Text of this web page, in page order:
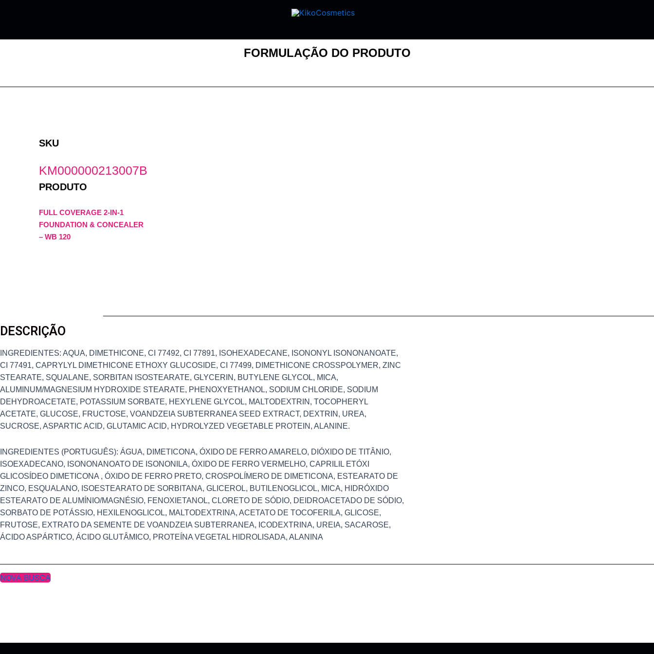
conteúdo
FORMULAÇÃO DO PRODUTO
SKU
KM000000213007B
PRODUTO
FULL COVERAGE 2-IN-1
FOUNDATION & CONCEALER
– WB 120
DESCRIÇÃO
INGREDIENTES: AQUA, DIMETHICONE, CI 77492, CI 77891, ISOHEXADECANE, ISONONYL ISONONANOATE,
CI 77491, CAPRYLYL DIMETHICONE ETHOXY GLUCOSIDE, CI 77499, DIMETHICONE CROSSPOLYMER, ZINC
STEARATE, SQUALANE, SORBITAN ISOSTEARATE, GLYCERIN, BUTYLENE GLYCOL, MICA,
ALUMINUM/MAGNESIUM HYDROXIDE STEARATE, PHENOXYETHANOL, SODIUM CHLORIDE, SODIUM
DEHYDROACETATE, POTASSIUM SORBATE, HEXYLENE GLYCOL, MALTODEXTRIN, TOCOPHERYL
ACETATE, GLUCOSE, FRUCTOSE, VOANDZEIA SUBTERRANEA SEED EXTRACT, DEXTRIN, UREA,
SUCROSE, ASPARTIC ACID, GLUTAMIC ACID, HYDROLYZED VEGETABLE PROTEIN, ALANINE.
INGREDIENTES (PORTUGUÊS): ÁGUA, DIMETICONA, ÓXIDO DE FERRO AMARELO, DIÓXIDO DE TITÂNIO,
ISOEXADECANO, ISONONANOATO DE ISONONILA, ÓXIDO DE FERRO VERMELHO, CAPRILIL ETÓXI
GLICOSÍDEO DIMETICONA , ÓXIDO DE FERRO PRETO, CROSPOLÍMERO DE DIMETICONA, ESTEARATO DE
ZINCO, ESQUALANO, ISOESTEARATO DE SORBITANA, GLICEROL, BUTILENOGLICOL, MICA, HIDRÓXIDO
ESTEARATO DE ALUMÍNIO/MAGNÉSIO, FENOXIETANOL, CLORETO DE SÓDIO, DEIDROACETADO DE SÓDIO,
SORBATO DE POTÁSSIO, HEXILENOGLICOL, MALTODEXTRINA, ACETATO DE TOCOFERILA, GLICOSE,
FRUTOSE, EXTRATO DA SEMENTE DE VOANDZEIA SUBTERRANEA, ICODEXTRINA, UREIA, SACAROSE,
ÁCIDO ASPÁRTICO, ÁCIDO GLUTÂMICO, PROTEÍNA VEGETAL HIDROLISADA, ALANINA
NOVA BUSCA